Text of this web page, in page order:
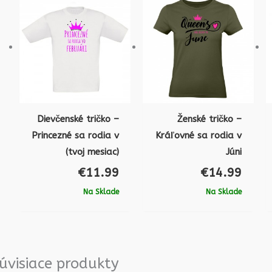
Dievčenské tričko –
Princezné sa rodia v
(tvoj mesiac)
€11.99
Na Sklade
Ženské tričko –
Kráľovné sa rodia v
Júni
€14.99
Na Sklade
produkty